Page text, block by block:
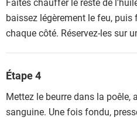
baissez légèrement le feu,
chaque côté. Réservez-les sur
Étape 4
Mettez le beurre dans la poêle,
sanguine. Une fois fondu,